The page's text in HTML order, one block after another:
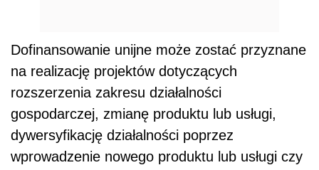
Dofinansowanie unijne może zostać przyznane
na realizację projektów dotyczących
rozszerzenia zakresu działalności
gospodarczej, zmianę produktu lub usługi,
dywersyfikację działalności poprzez
wprowadzenie nowego produktu lub usługi czy